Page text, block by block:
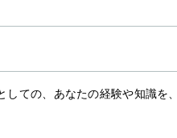
ての、あなたの経験や知識を